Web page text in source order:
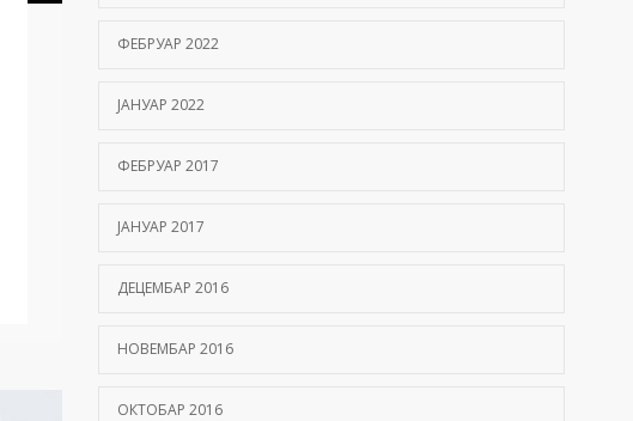
ФЕБРУАР 2022
ЈАНУАР 2022
ФЕБРУАР 2017
ЈАНУАР 2017
ДЕЦЕМБАР 2016
НОВЕМБАР 2016
ОКТОБАР 2016